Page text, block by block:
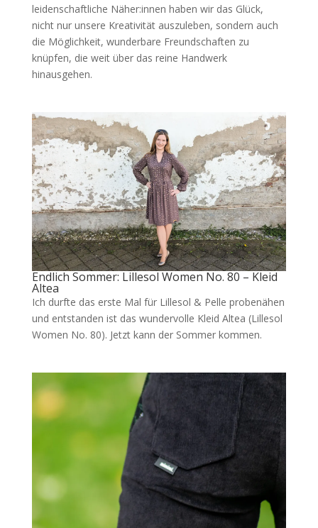
leidenschaftliche Näher:innen haben wir das Glück,
nicht nur unsere Kreativität auszuleben, sondern auch
die Möglichkeit, wunderbare Freundschaften zu
knüpfen, die weit über das reine Handwerk
hinausgehen.
Endlich Sommer: Lillesol Women No. 80 – Kleid
Altea
Ich durfte das erste Mal für Lillesol & Pelle probenähen
und entstanden ist das wundervolle Kleid Altea (Lillesol
Women No. 80). Jetzt kann der Sommer kommen.